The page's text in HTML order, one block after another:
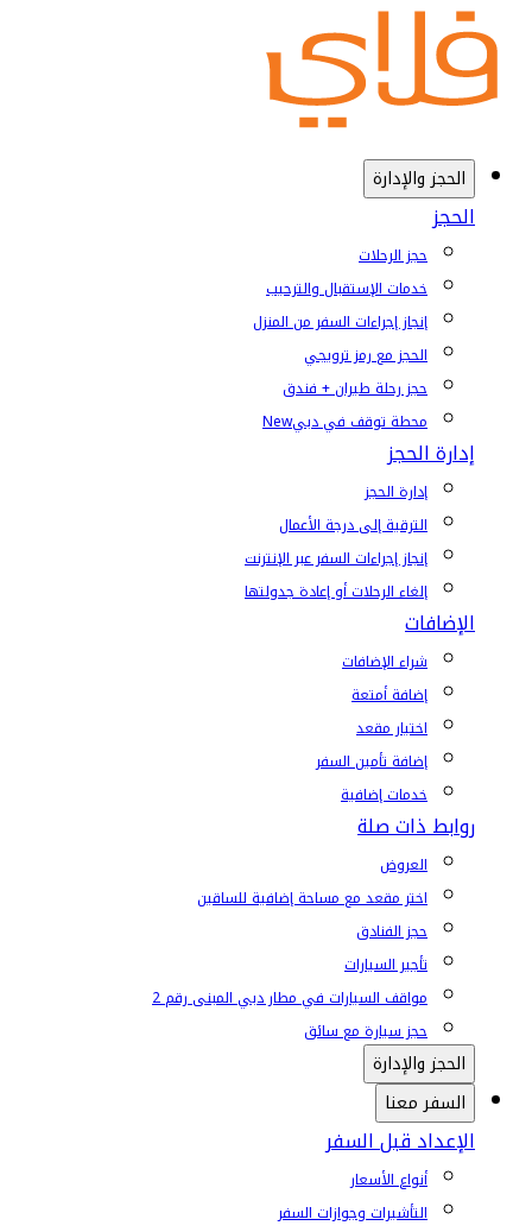
الحجز والإدارة
الحجز
حجز الرحلات
خدمات الإستقبال والترحيب
إنجاز إجراءات السفر من المنزل
الحجز مع رمز ترويجي
حجز رحلة طيران + فندق
محطة توقف في دبيNew
إدارة الحجز
إدارة الحجز
الترقية إلى درجة الأعمال
إنجاز إجراءات السفر عبر الإنترنت
إلغاء الرحلات أو إعادة جدولتها
الإضافات
شراء الإضافات
إضافة أمتعة
اختيار مقعد
إضافة تأمين السفر
خدمات إضافية
روابط ذات صلة
العروض
اختر مقعد مع مساحة إضافية للساقين
حجز الفنادق
تأجير السيارات
مواقف السيارات في مطار دبي المبنى رقم 2
حجز سيارة مع سائق
الحجز والإدارة
السفر معنا
الإعداد قبل السفر
أنواع الأسعار
التأشيرات وجوازات السفر